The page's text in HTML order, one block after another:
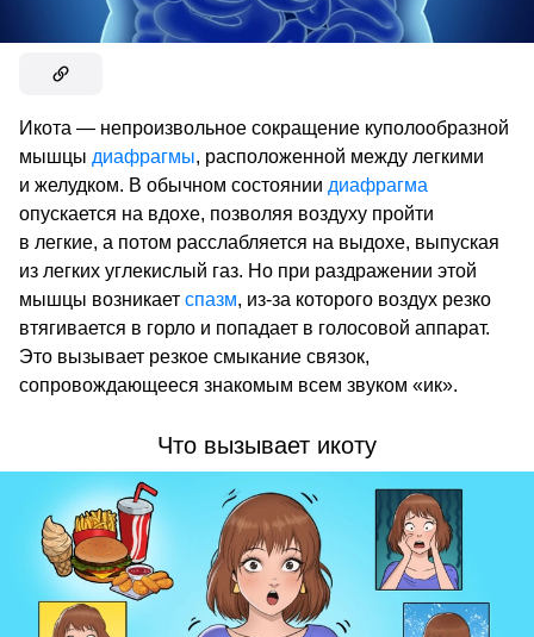
Икота — непроизвольное сокращение куполообразной
мышцы диафрагмы, расположенной между легкими
и желудком. В обычном состоянии диафрагма
опускается на вдохе, позволяя воздуху пройти
в легкие, а потом расслабляется на выдохе, выпуская
из легких углекислый газ. Но при раздражении этой
мышцы возникает спазм, из-за которого воздух резко
втягивается в горло и попадает в голосовой аппарат.
Это вызывает резкое смыкание связок,
сопровождающееся знакомым всем звуком «ик».
Что вызывает икоту